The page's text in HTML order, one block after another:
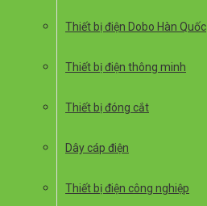
Thiết bị điện Dobo Hàn Quốc
Thiết bị điện thông minh
Thiết bị đóng cắt
Dây cáp điện
Thiết bị điện công nghiệp